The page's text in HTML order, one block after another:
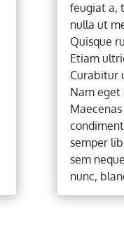
feugiat a,
nulla ut
Quisque
Etiam
Curabitur
Nam eget
semper
sem
nunc,